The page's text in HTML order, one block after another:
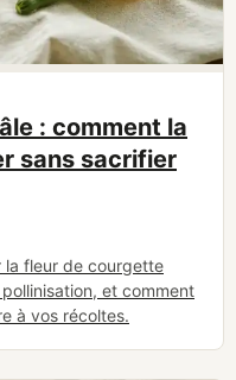
: comment la
sans sacrifier
la fleur de courgette
et comment
à vos récoltes.